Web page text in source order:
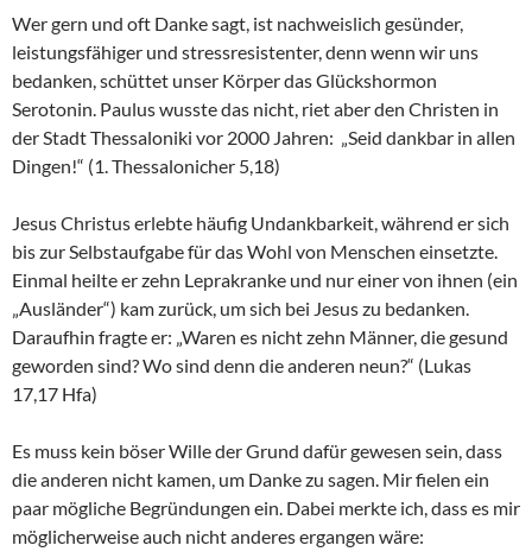
Wer gern und oft Danke sagt, ist nachweislich gesünder,
leistungsfähiger und stressresistenter, denn wenn wir uns
bedanken, schüttet unser Körper das Glückshormon
Serotonin. Paulus wusste das nicht, riet aber den Christen in
der Stadt Thessaloniki vor 2000 Jahren: „Seid dankbar in allen
Dingen!“ (1. Thessalonicher 5,18)
Jesus Christus erlebte häufig Undankbarkeit, während er sich
bis zur Selbstaufgabe für das Wohl von Menschen einsetzte.
Einmal heilte er zehn Leprakranke und nur einer von ihnen (ein
„Ausländer“) kam zurück, um sich bei Jesus zu bedanken.
Daraufhin fragte er: „Waren es nicht zehn Männer, die gesund
geworden sind? Wo sind denn die anderen neun?“ (Lukas
17,17 Hfa)
Es muss kein böser Wille der Grund dafür gewesen sein, dass
die anderen nicht kamen, um Danke zu sagen. Mir fielen ein
paar mögliche Begründungen ein. Dabei merkte ich, dass es mir
möglicherweise auch nicht anderes ergangen wäre: